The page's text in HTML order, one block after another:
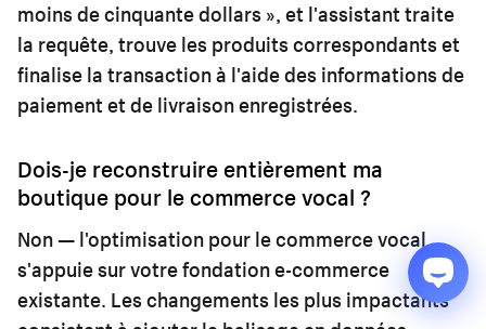
moins de cinquante dollars », et l'assistant traite
la requête, trouve les produits correspondants et
finalise la transaction à l'aide des informations de
paiement et de livraison enregistrées.
Dois-je reconstruire entièrement ma
boutique pour le commerce vocal ?
Non — l'optimisation pour le commerce vocal
s'appuie sur votre fondation e-commerce
existante. Les changements les plus impactants